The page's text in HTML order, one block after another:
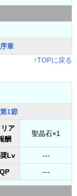
序章
↑TOPに戻る
第1節
ア
酬
聖晶石×1
Lv ---
QP ---